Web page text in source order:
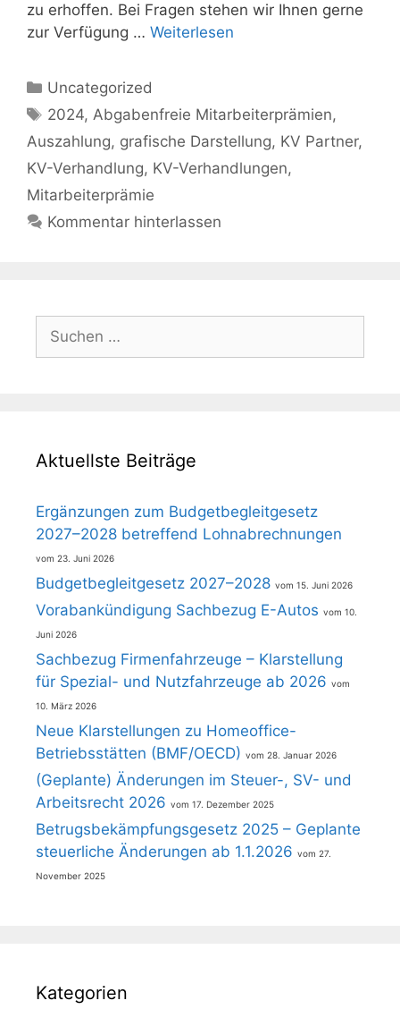
zu erhoffen. Bei Fragen stehen wir Ihnen gerne
zur Verfügung … Weiterlesen
Kategorien
Uncategorized
Schlagwörter
2024,Abgabenfreie Mitarbeiterprämien,
Auszahlung, grafische Darstellung, KV Partner,
KV-Verhandlung, KV-Verhandlungen,
Mitarbeiterprämie
Kommentar hinterlassen
Suchen
nach:
Aktuellste Beiträge
Ergänzungen zum Budgetbegleitgesetz
2027–2028 betreffend Lohnabrechnungen
23. Juni 2026
Budgetbegleitgesetz 2027–2028 15. Juni 2026
Vorabankündigung Sachbezug E-Autos 10.
Juni 2026
Sachbezug Firmenfahrzeuge – Klarstellung
für Spezial- und Nutzfahrzeuge ab 2026
10. März 2026
Neue Klarstellungen zu Homeoffice-
Betriebsstätten (BMF/OECD)
28. Januar 2026
(Geplante) Änderungen im Steuer-, SV- und
Arbeitsrecht 2026
17. Dezember 2025
Betrugsbekämpfungsgesetz 2025 – Geplante
steuerliche Änderungen ab 1.1.2026
27.
November 2025
Kategorien